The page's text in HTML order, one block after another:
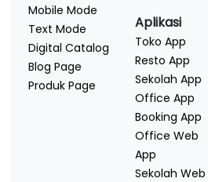
Mobile Mode
Text Mode
Digital Catalog
Blog Page
Produk Page
Aplikasi
Toko App
Resto App
Sekolah App
Office App
Booking App
Office Web
App
Sekolah Web